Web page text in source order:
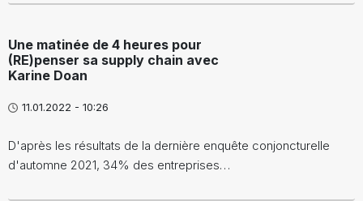
Une matinée de 4 heures pour
(RE)penser sa supply chain avec
Karine Doan
11.01.2022 - 10:26
D'après les résultats de la dernière enquête conjoncturelle
d'automne 2021, 34% des entreprises…